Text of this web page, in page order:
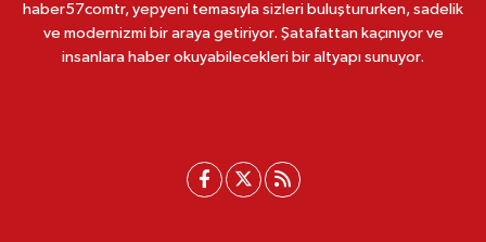
haber57comtr, yepyeni temasıyla sizleri buluştururken, sadelik
ve modernizmi bir araya getiriyor. Şatafattan kaçınıyor ve
insanlara haber okuyabilecekleri bir altyapı sunuyor.